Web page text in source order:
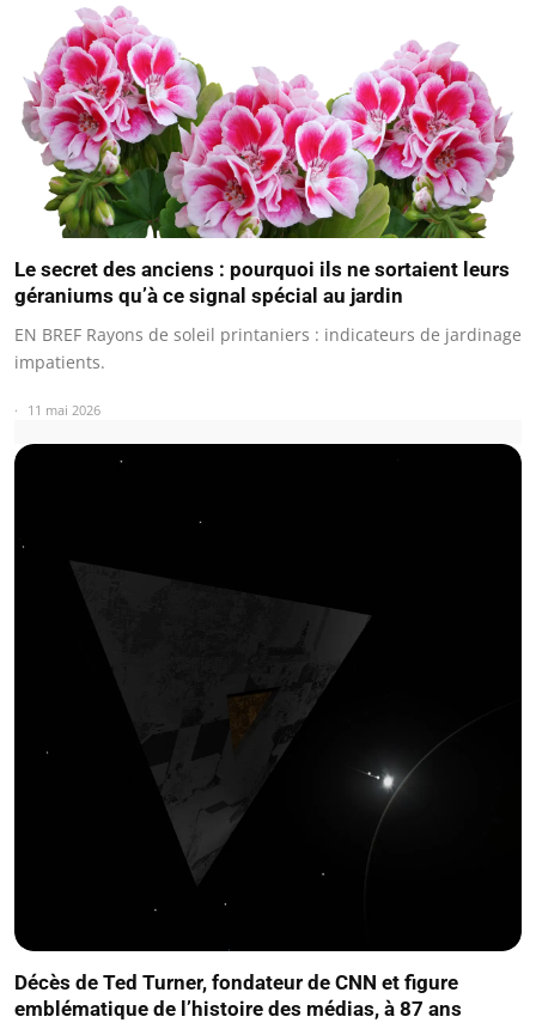
Le secret des anciens : pourquoi ils ne sortaient leurs
géraniums qu’à ce signal spécial au jardin
EN BREF Rayons de soleil printaniers : indicateurs de jardinage
impatients.
11 mai 2026
Décès de Ted Turner, fondateur de CNN et figure
emblématique de l’histoire des médias, à 87 ans